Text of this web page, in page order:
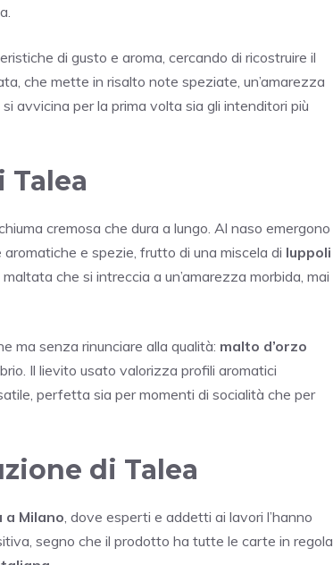
di gusto e aroma, cercando di ricostruire il
che mette in risalto note speziate, un’amarezza
avvicina per la prima volta sia gli intenditori più
Talea
cremosa che dura a lungo. Al naso emergono
e spezie, frutto di una miscela di luppoli
che si intreccia a un’amarezza morbida, mai
ma senza rinunciare alla qualità: malto d’orzo
Il lievito usato valorizza profili aromatici
perfetta sia per momenti di socialità che per
di Talea
a Milano , dove esperti e addetti ai lavori l’hanno
segno che il prodotto ha tutte le carte in regola